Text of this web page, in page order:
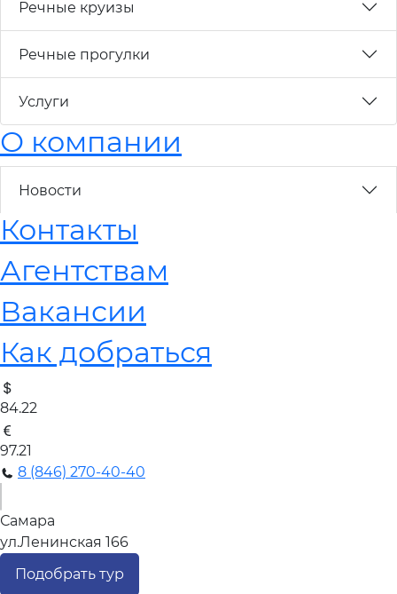
Речные круизы
Речные прогулки
Услуги
О компании
Новости
Контакты
Агентствам
Вакансии
Как добраться
84.22
97.21
8 (846) 270-40-40
Самара
ул.Ленинская 166
Подобрать тур